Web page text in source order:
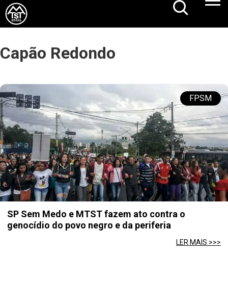
Capão Redondo
FPSM
SP Sem Medo e MTST fazem ato contra o
genocídio do povo negro e da periferia
LER MAIS >>>